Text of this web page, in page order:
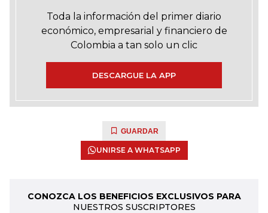
Toda la información del primer diario
económico, empresarial y financiero de
Colombia a tan solo un clic
DESCARGUE LA APP
GUARDAR
UNIRSE A WHATSAPP
CONOZCA LOS BENEFICIOS EXCLUSIVOS PARA
NUESTROS SUSCRIPTORES